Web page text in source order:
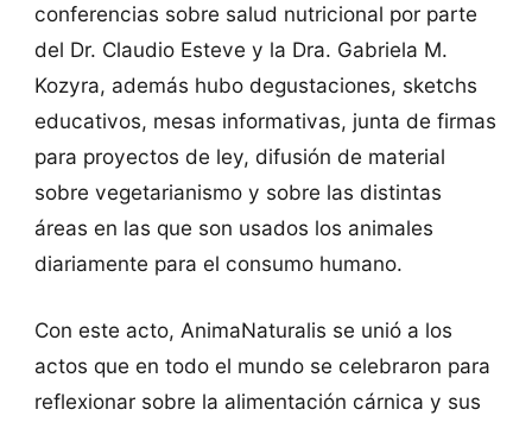
conferencias sobre salud nutricional por parte
del Dr. Claudio Esteve y la Dra. Gabriela M.
Kozyra, además hubo degustaciones, sketchs
educativos, mesas informativas, junta de firmas
para proyectos de ley, difusión de material
sobre vegetarianismo y sobre las distintas
áreas en las que son usados los animales
diariamente para el consumo humano.
Con este acto, AnimaNaturalis se unió a los
actos que en todo el mundo se celebraron para
reflexionar sobre la alimentación cárnica y sus